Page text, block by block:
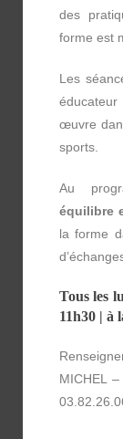
des
forme est
Les
éducateur
œuvre
sports.
Au
équilibre
la forme
Tous les
11h30 | à
MICHEL